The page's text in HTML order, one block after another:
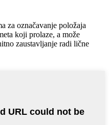
za označavanje položaja
koji prolaze, a može
zaustavljanje radi lične